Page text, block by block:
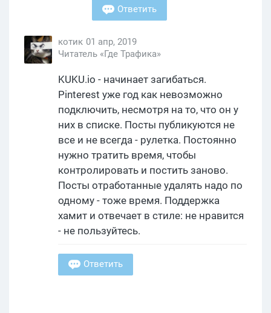
Ответить
котик 01 апр, 2019
Читатель «Где Трафика»
KUKU.io - начинает загибаться.
Pinterest уже год как невозможно
подключить, несмотря на то, что он у
них в списке. Посты публикуются не
все и не всегда - рулетка. Постоянно
нужно тратить время, чтобы
контролировать и постить заново.
Посты отработанные удалять надо по
одному - тоже время. Поддержка
хамит и отвечает в стиле: не нравится
- не пользуйтесь.
Ответить